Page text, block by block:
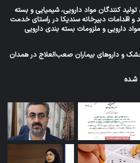
کنندگان مواد دارویی، شیمیایی و بسته
و اقدامات دبیرخانه سندیکا در راستای خدمت
دارویی و ملزومات بسته بندی دارویی
و داروهای بیماران صعب‌العلاج در همدان
شده